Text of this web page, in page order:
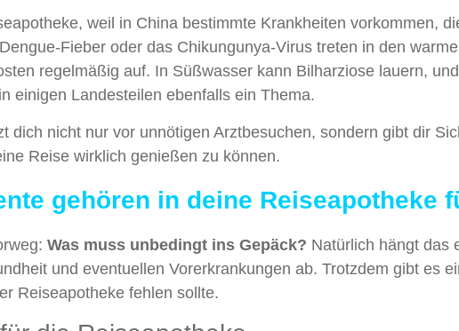
weil in China bestimmte Krankheiten vorkommen,
Fieber oder das Chikungunya-Virus treten in den
regelmäßig auf. In Süßwasser kann Bilharziose lauern,
einigen Landesteilen ebenfalls ein Thema.
dich nicht nur vor unnötigen Arztbesuchen, sondern gibt dir
Reise wirklich genießen zu können.
gehören in deine Reiseapotheke
Was muss unbedingt ins Gepäck? Natürlich hängt das
und eventuellen Vorerkrankungen ab. Trotzdem gibt es
Reiseapotheke fehlen sollte.